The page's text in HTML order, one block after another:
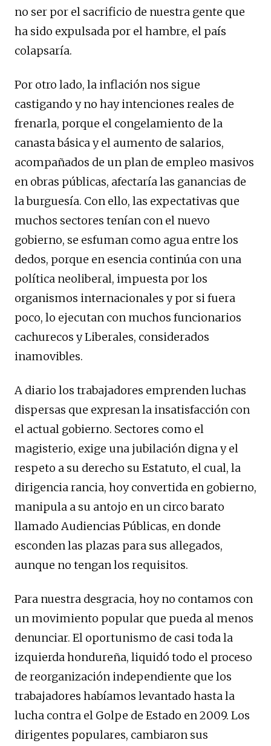
no ser por el sacrificio de nuestra gente que
ha sido expulsada por el hambre, el país
colapsaría.
Por otro lado, la inflación nos sigue
castigando y no hay intenciones reales de
frenarla, porque el congelamiento de la
canasta básica y el aumento de salarios,
acompañados de un plan de empleo masivos
en obras públicas, afectaría las ganancias de
la burguesía. Con ello, las expectativas que
muchos sectores tenían con el nuevo
gobierno, se esfuman como agua entre los
dedos, porque en esencia continúa con una
política neoliberal, impuesta por los
organismos internacionales y por si fuera
poco, lo ejecutan con muchos funcionarios
cachurecos y Liberales, considerados
inamovibles.
A diario los trabajadores emprenden luchas
dispersas que expresan la insatisfacción con
el actual gobierno. Sectores como el
magisterio, exige una jubilación digna y el
respeto a su derecho su Estatuto, el cual, la
dirigencia rancia, hoy convertida en gobierno,
manipula a su antojo en un circo barato
llamado Audiencias Públicas, en donde
esconden las plazas para sus allegados,
aunque no tengan los requisitos.
Para nuestra desgracia, hoy no contamos con
un movimiento popular que pueda al menos
denunciar. El oportunismo de casi toda la
izquierda hondureña, liquidó todo el proceso
de reorganización independiente que los
trabajadores habíamos levantado hasta la
lucha contra el Golpe de Estado en 2009. Los
dirigentes populares, cambiaron sus